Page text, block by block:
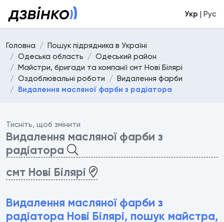
Укр | Рус
Головна
Пошук підрядника в Україні
Одеська область
Одеський район
Майстри, бригади та компанії смт Нові Білярі
Оздоблювальні роботи
Видалення фарби
Видалення масляної фарби з радіатора
Тисніть, щоб змінити
Видалення масляної фарби з
радіатора
смт Нові Білярі
Видалення масляної фарби з
радіатора Нові Білярі, пошук майстра,